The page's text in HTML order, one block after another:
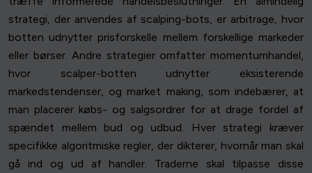
strategi, der anvendes af scalping-bots, er arbitrage, hvor
botten udnytter prisforskelle mellem forskellige markeder
eller børser. Andre strategier omfatter momentumhandel,
hvor scalper-botten udnytter eksisterende
markedstendenser, og market making, som indebærer, at
man placerer købs- og salgsordrer for at drage fordel af
spændet mellem bud og udbud. Hver strategi kræver
specifikke algoritmiske regler, der dikterer, hvornår man skal
gå ind og ud af handler. Traderne skal tilpasse disse